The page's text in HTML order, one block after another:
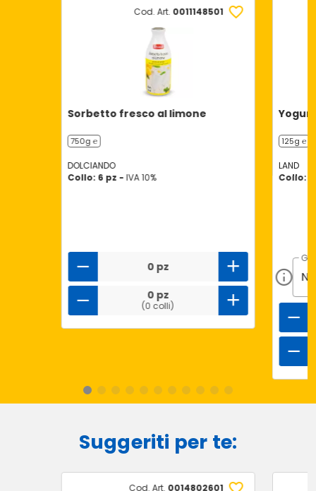
Cod. Art. 0011148501
Sorbetto fresco al limone
750g ℮
DOLCIANDO
Collo: 6 pz - IVA 10%
0 pz
0 pz
(0 colli)
125g ℮
LAND
Collo:
Suggeriti per te:
Cod. Art. 0014802601